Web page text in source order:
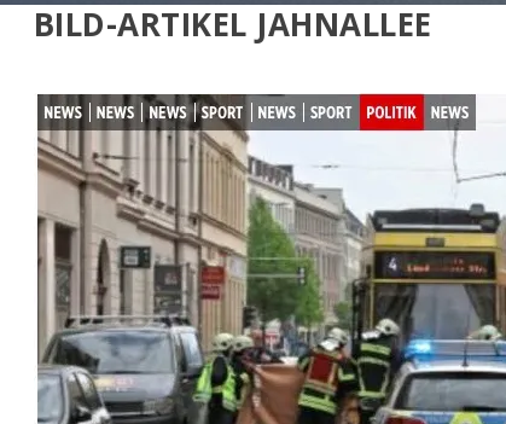
BILD-ARTIKEL JAHNALLEE